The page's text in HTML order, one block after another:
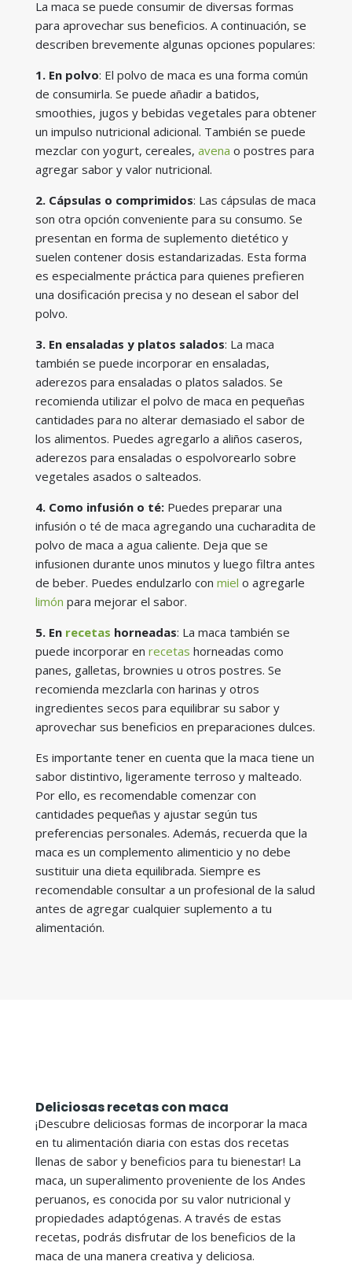
La maca se puede consumir de diversas formas
para aprovechar sus beneficios. A continuación, se
describen brevemente algunas opciones populares:
1. En polvo: El polvo de maca es una forma común
de consumirla. Se puede añadir a batidos,
smoothies, jugos y bebidas vegetales para obtener
un impulso nutricional adicional. También se puede
mezclar con yogurt, cereales, avena o postres para
agregar sabor y valor nutricional.
2. Cápsulas o comprimidos: Las cápsulas de maca
son otra opción conveniente para su consumo. Se
presentan en forma de suplemento dietético y
suelen contener dosis estandarizadas. Esta forma
es especialmente práctica para quienes prefieren
una dosificación precisa y no desean el sabor del
polvo.
3. En ensaladas y platos salados: La maca
también se puede incorporar en ensaladas,
aderezos para ensaladas o platos salados. Se
recomienda utilizar el polvo de maca en pequeñas
cantidades para no alterar demasiado el sabor de
los alimentos. Puedes agregarlo a aliños caseros,
aderezos para ensaladas o espolvorearlo sobre
vegetales asados o salteados.
4. Como infusión o té:Puedes preparar una
infusión o té de maca agregando una cucharadita de
polvo de maca a agua caliente. Deja que se
infusionen durante unos minutos y luego filtra antes
de beber. Puedes endulzarlo con miel o agregarle
limón para mejorar el sabor.
5. En recetas horneadas: La maca también se
puede incorporar en recetas horneadas como
panes, galletas, brownies u otros postres. Se
recomienda mezclarla con harinas y otros
ingredientes secos para equilibrar su sabor y
aprovechar sus beneficios en preparaciones dulces.
Es importante tener en cuenta que la maca tiene un
sabor distintivo, ligeramente terroso y malteado.
Por ello, es recomendable comenzar con
cantidades pequeñas y ajustar según tus
preferencias personales. Además, recuerda que la
maca es un complemento alimenticio y no debe
sustituir una dieta equilibrada. Siempre es
recomendable consultar a un profesional de la salud
antes de agregar cualquier suplemento a tu
alimentación.
Deliciosas recetas con maca
¡Descubre deliciosas formas de incorporar la maca
en tu alimentación diaria con estas dos recetas
llenas de sabor y beneficios para tu bienestar! La
maca, un superalimento proveniente de los Andes
peruanos, es conocida por su valor nutricional y
propiedades adaptógenas. A través de estas
recetas, podrás disfrutar de los beneficios de la
maca de una manera creativa y deliciosa.